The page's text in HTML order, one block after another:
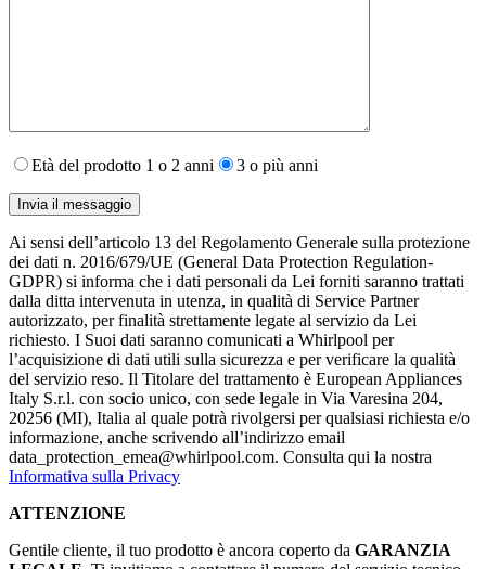
Età del prodotto 1 o 2 anni 3 o più anni
Ai sensi dell’articolo 13 del Regolamento Generale sulla protezione
dei dati n. 2016/679/UE (General Data Protection Regulation-
GDPR) si informa che i dati personali da Lei forniti saranno​ trattati
dalla ditta intervenuta in utenza,​ in qualità di Service Partner
autorizzato, per finalità strettamente legate al servizio da Lei
richiesto. I S​uoi dati saranno comunicati a Whirlpool per
l’acquisizione di dati utili sulla sicurezza e per verificare la qualità
del servizio reso. Il Titolare del trattamento è European Appliances
Italy S.r.l. con socio unico, con sede legale in Via Varesina 204,
20256 (MI), Italia al quale potrà rivolgersi per qualsiasi richiesta e/o
informazione, anche scrivendo all’indirizzo email
data_protection_emea@whirlpool.com. Consulta qui la nostra
Informativa sulla Privacy
ATTENZIONE
Gentile cliente, il tuo prodotto è ancora coperto da GARANZIA